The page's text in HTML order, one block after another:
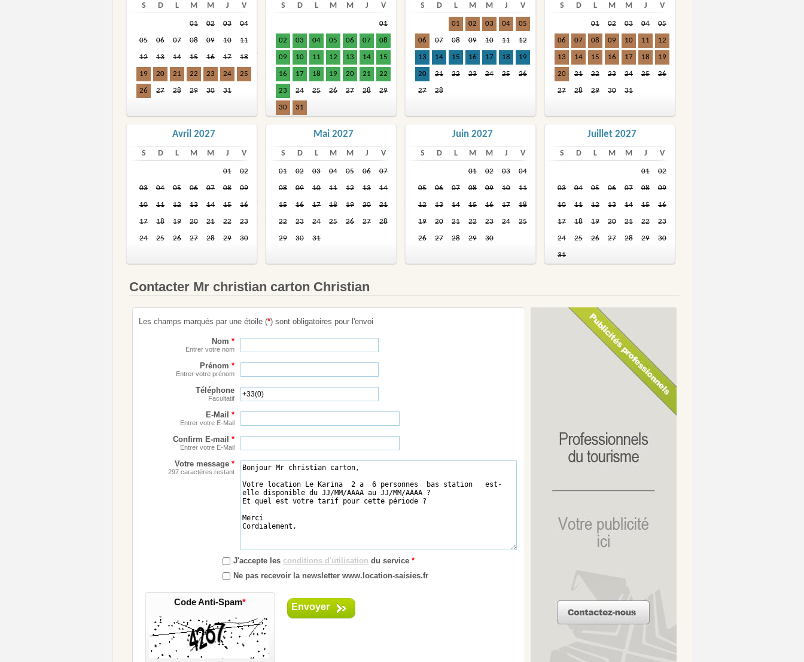
S D L M M J V
01 02 03 04
05 06 07 08 09 10 11
12 13 14 15 16 17 18
19 20 21 22 23 24 25
26 27 28 29 30 31
S D L M M J V
01
02 03 04 05 06 07 08
09 10 11 12 13 14 15
16 17 18 19 20 21 22
23 24 25 26 27 28 29
30 31
S D L M M J V
01 02 03 04 05
06 07 08 09 10 11 12
13 14 15 16 17 18 19
20 21 22 23 24 25 26
27 28
S D L M M J V
01 02 03 04 05
06 07 08 09 10 11 12
13 14 15 16 17 18 19
20 21 22 23 24 25 26
27 28 29 30 31
Avril 2027
S D L M M J V
01 02
03 04 05 06 07 08 09
10 11 12 13 14 15 16
17 18 19 20 21 22 23
24 25 26 27 28 29 30
Mai 2027
S D L M M J V
01 02 03 04 05 06 07
08 09 10 11 12 13 14
15 16 17 18 19 20 21
22 23 24 25 26 27 28
29 30 31
Juin 2027
S D L M M J V
01 02 03 04
05 06 07 08 09 10 11
12 13 14 15 16 17 18
19 20 21 22 23 24 25
26 27 28 29 30
Juillet 2027
S D L M M J V
01 02
03 04 05 06 07 08 09
10 11 12 13 14 15 16
17 18 19 20 21 22 23
24 25 26 27 28 29 30
31
Contacter Mr christian carton Christian
Les champs marqués par une étoile (*) sont obligatoires pour l'envoi
Nom *
Entrer votre nom
Prénom *
Entrer votre prénom
Téléphone
Facultatif
E-Mail *
Entrer votre E-Mail
Confirm E-mail *
Entrer votre E-Mail
Votre message *
297 caractères restant
J'accepte les conditions d'utilisation du service *
Ne pas recevoir la newsletter www.location-saisies.fr
Code Anti-Spam* Envoyer